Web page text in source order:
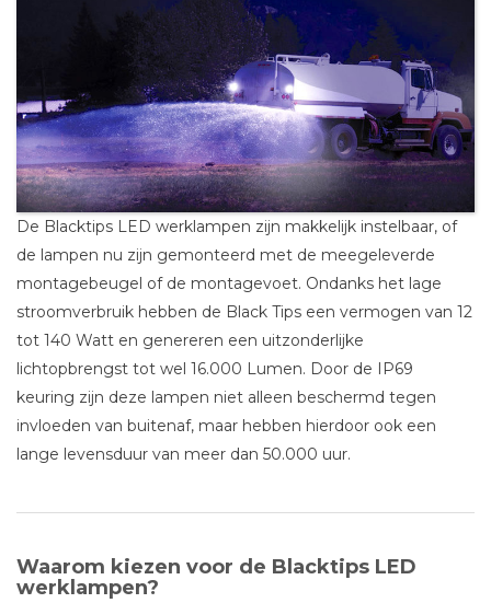
De Blacktips LED werklampen zijn makkelijk instelbaar, of
de lampen nu zijn gemonteerd met de meegeleverde
montagebeugel of de montagevoet. Ondanks het lage
stroomverbruik hebben de Black Tips een vermogen van 12
tot 140 Watt en genereren een uitzonderlijke
lichtopbrengst tot wel 16.000 Lumen. Door de IP69
keuring zijn deze lampen niet alleen beschermd tegen
invloeden van buitenaf, maar hebben hierdoor ook een
lange levensduur van meer dan 50.000 uur.
Waarom kiezen voor de Blacktips LED
werklampen?